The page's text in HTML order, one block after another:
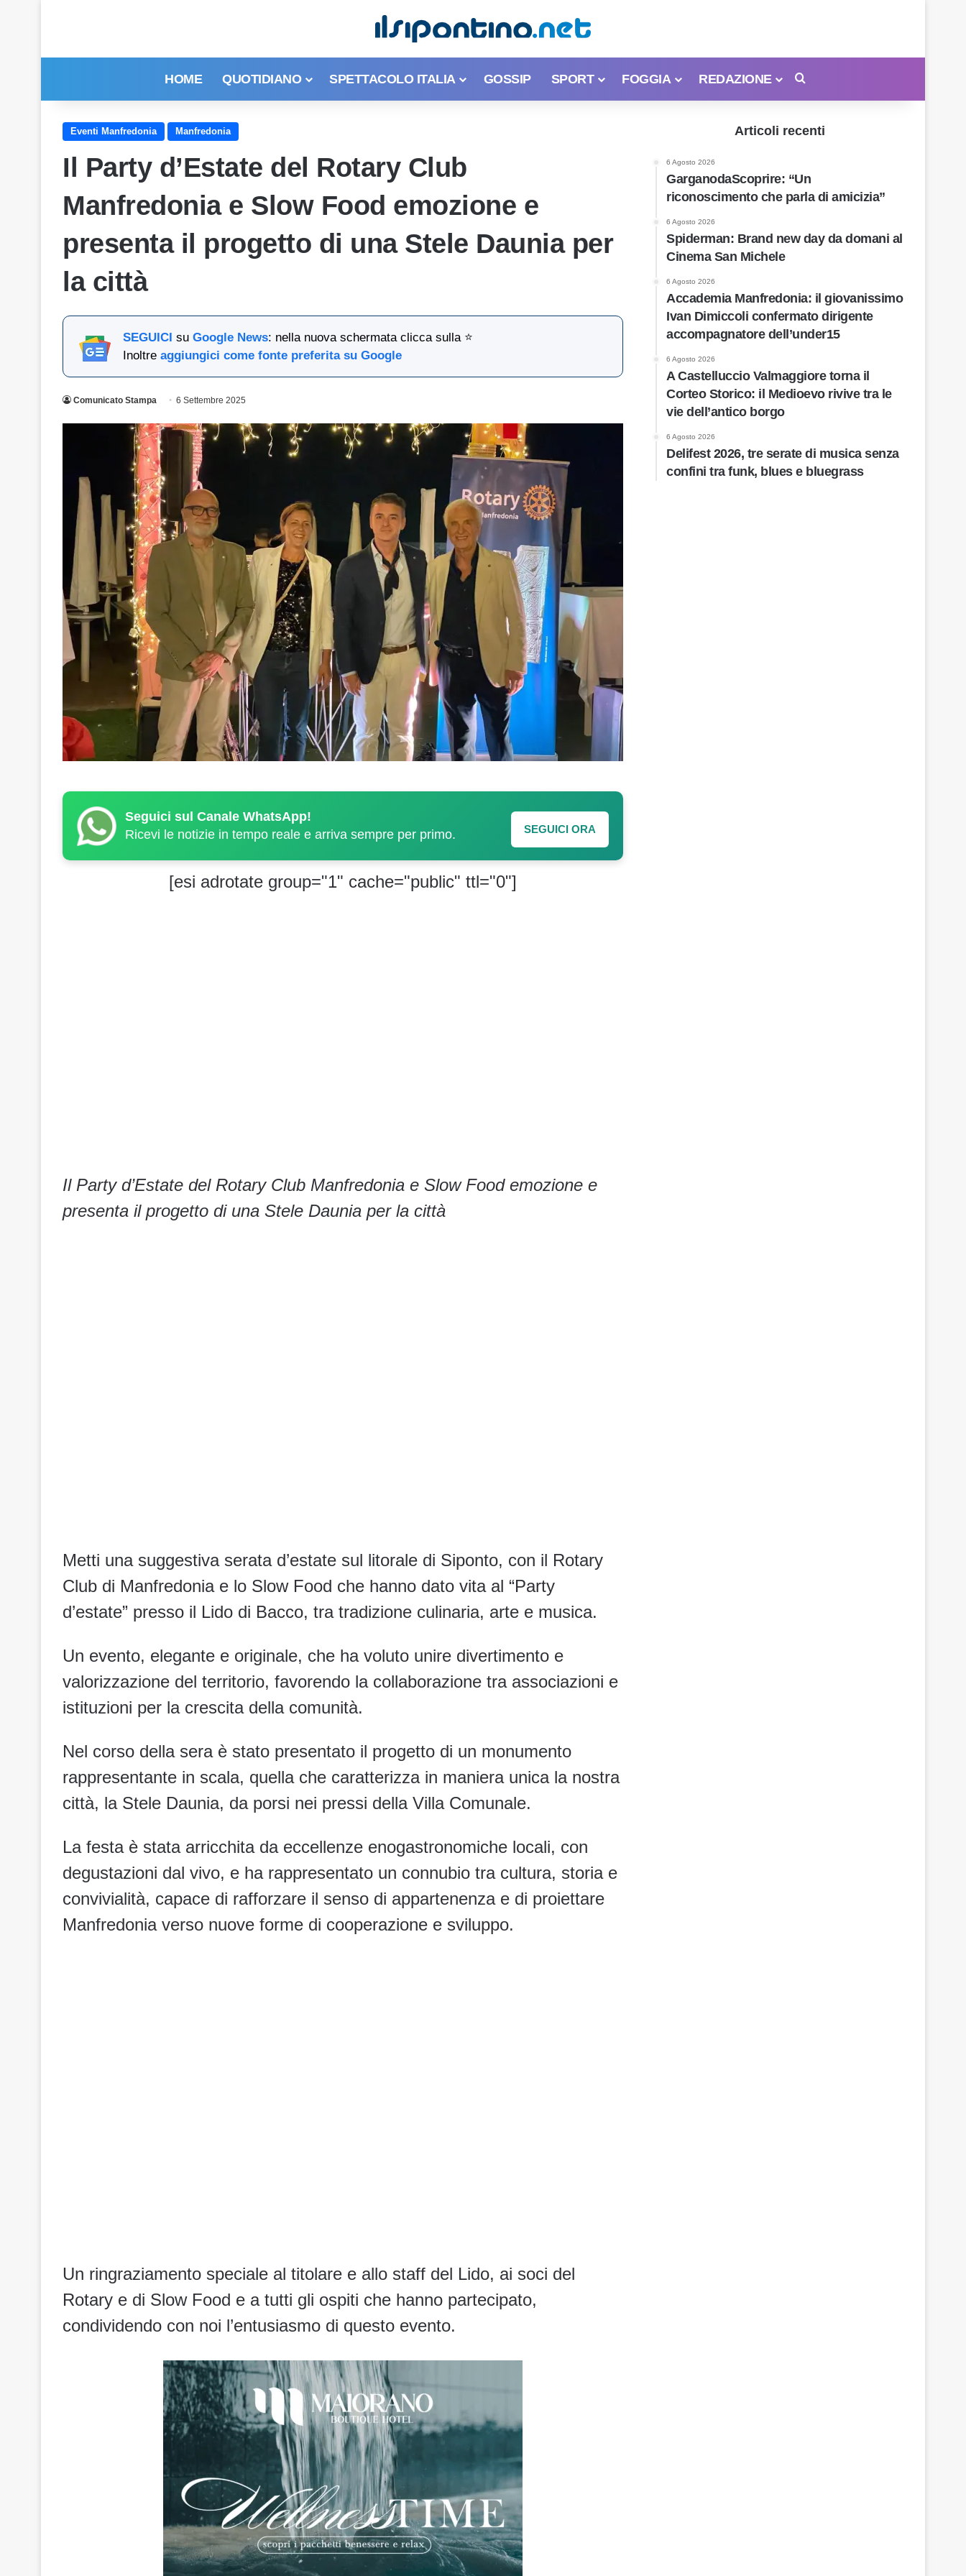
HOME QUOTIDIANO SPETTACOLO ITALIA GOSSIP SPORT FOGGIA REDAZIONE
Eventi Manfredonia Manfredonia
Il Party d’Estate del Rotary Club
Manfredonia e Slow Food emozione e
presenta il progetto di una Stele Daunia per
la città
SEGUICI su Google News: nella nuova schermata clicca sulla ⭐
Inoltre aggiungici come fonte preferita su Google
Comunicato Stampa 6 Settembre 2025
Seguici sul Canale WhatsApp!
Ricevi le notizie in tempo reale e arriva sempre per primo.
SEGUICI ORA
[esi adrotate group="1" cache="public" ttl="0"]
Il Party d’Estate del Rotary Club Manfredonia e Slow Food emozione e
presenta il progetto di una Stele Daunia per la città
Metti una suggestiva serata d’estate sul litorale di Siponto, con il Rotary
Club di Manfredonia e lo Slow Food che hanno dato vita al “Party
d’estate” presso il Lido di Bacco, tra tradizione culinaria, arte e musica.
Un evento, elegante e originale, che ha voluto unire divertimento e
valorizzazione del territorio, favorendo la collaborazione tra associazioni e
istituzioni per la crescita della comunità.
Nel corso della sera è stato presentato il progetto di un monumento
rappresentante in scala, quella che caratterizza in maniera unica la nostra
città, la Stele Daunia, da porsi nei pressi della Villa Comunale.
La festa è stata arricchita da eccellenze enogastronomiche locali, con
degustazioni dal vivo, e ha rappresentato un connubio tra cultura, storia e
convivialità, capace di rafforzare il senso di appartenenza e di proiettare
Manfredonia verso nuove forme di cooperazione e sviluppo.
Un ringraziamento speciale al titolare e allo staff del Lido, ai soci del
Rotary e di Slow Food e a tutti gli ospiti che hanno partecipato,
condividendo con noi l’entusiasmo di questo evento.
Articoli recenti
6 Agosto 2026
GarganodaScoprire: “Un
riconoscimento che parla di amicizia”
6 Agosto 2026
Spiderman: Brand new day da domani al
Cinema San Michele
6 Agosto 2026
Accademia Manfredonia: il giovanissimo
Ivan Dimiccoli confermato dirigente
accompagnatore dell’under15
6 Agosto 2026
A Castelluccio Valmaggiore torna il
Corteo Storico: il Medioevo rivive tra le
vie dell’antico borgo
6 Agosto 2026
Delifest 2026, tre serate di musica senza
confini tra funk, blues e bluegrass